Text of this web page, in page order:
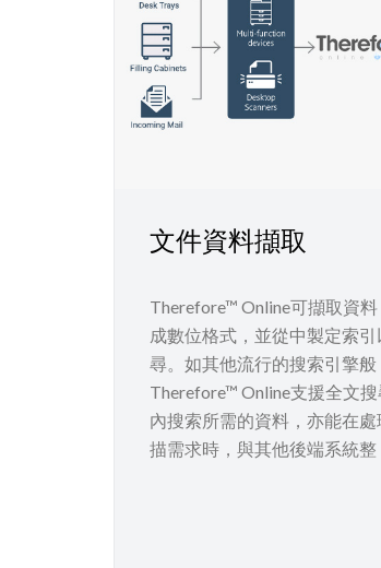
文件資料擷取
Therefore™ Online可擷取資
成數位格式，並從中製定索引
尋。如其他流行的搜索引擎般
Therefore™ Online支援全文
內搜索所需的資料，亦能在
描需求時，與其他後端系統整